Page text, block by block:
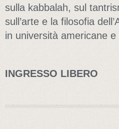
sulla kabbalah, sul
sull’arte e la filosofia
in università americane e
INGRESSO LIBERO